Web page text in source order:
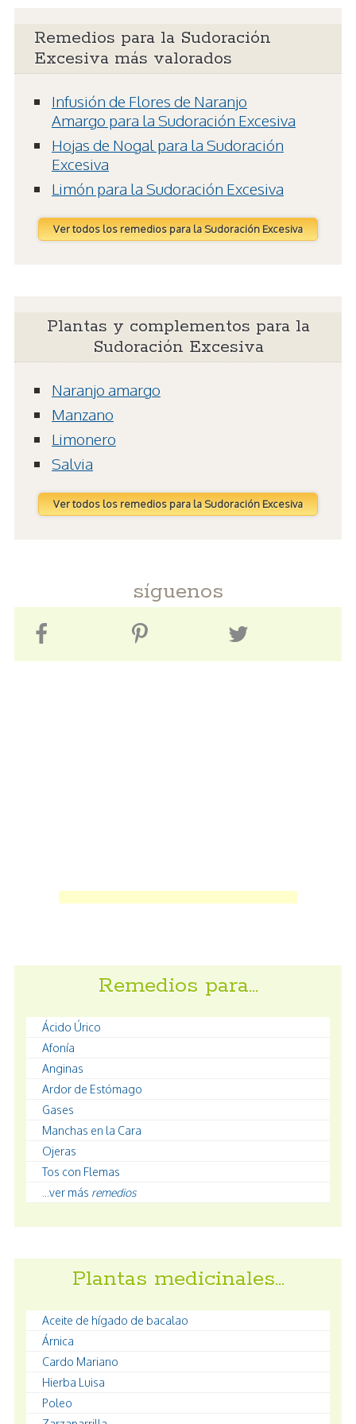
Remedios para la Sudoración
Excesiva más valorados
Infusión de Flores de Naranjo
Amargo para la Sudoración Excesiva
Hojas de Nogal para la Sudoración
Excesiva
Limón para la Sudoración Excesiva
Ver todos los remedios para la Sudoración Excesiva
Plantas y complementos para la
Sudoración Excesiva
Naranjo amargo
Manzano
Limonero
Salvia
Ver todos los remedios para la Sudoración Excesiva
síguenos
Remedios para…
Ácido Úrico
Afonía
Anginas
Ardor de Estómago
Gases
Manchas en la Cara
Ojeras
Tos con Flemas
...ver más remedios
Plantas medicinales…
Aceite de hígado de bacalao
Árnica
Cardo Mariano
Hierba Luisa
Poleo